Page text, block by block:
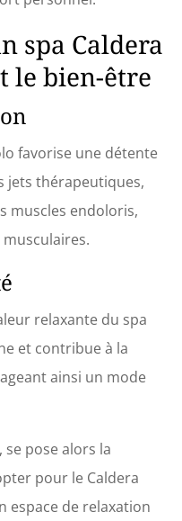
spa Caldera
le bien-être
favorise une détente
jets thérapeutiques,
muscles endoloris,
relaxante du spa
et contribue à la
ainsi un mode
se pose alors la
pour le Caldera
espace de relaxation